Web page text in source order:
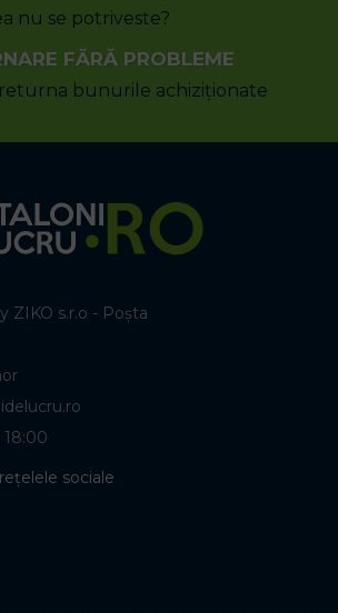
nu se potriveste?
FĂRĂ PROBLEME
bunurile achiziționate
ZIKO s.r.o - Poșta
18:00
sociale